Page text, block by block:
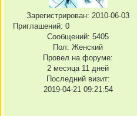
Зарегистрирован: 2010-06-03
Приглашений: 0
Сообщений: 5405
Пол: Женский
Провел на форуме:
2 месяца 11 дней
Последний визит:
2019-04-21 09:21:54